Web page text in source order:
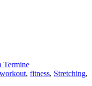
Termine
workout, fitness, Stretching,